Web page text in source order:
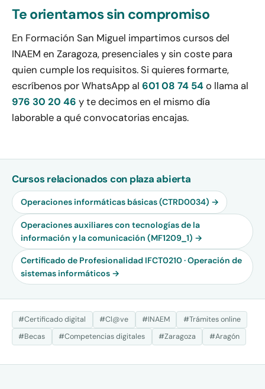
Te orientamos sin compromiso
En Formación San Miguel impartimos cursos del
INAEM en Zaragoza, presenciales y sin coste para
quien cumple los requisitos. Si quieres formarte,
escríbenos por WhatsApp al 601 08 74 54o llama al
976 30 20 46 y te decimos en el mismo día
laborable a qué convocatorias encajas.
Cursos relacionados con plaza abierta
Operaciones informáticas básicas (CTRD0034) →
Operaciones auxiliares con tecnologías de la
información y la comunicación (MF1209_1) →
Certificado de Profesionalidad IFCT0210 · Operación de
sistemas informáticos →
#Certificado digital #Cl@ve #INAEM
#Trámites online
#Becas
#Competencias digitales #Zaragoza #Aragón